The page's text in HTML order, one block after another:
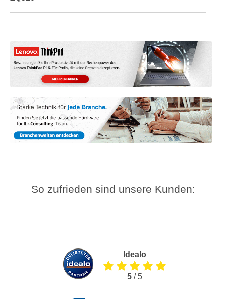
So zufrieden sind unsere Kunden:
Idealo
5/ 5